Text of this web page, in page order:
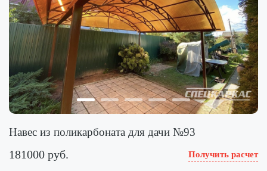
Навес из поликарбоната для дачи №93
181000 руб. Получить расчет